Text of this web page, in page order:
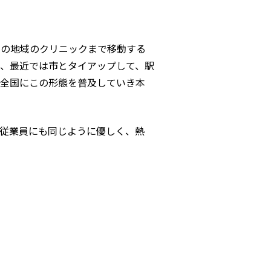
地域のクリニックまで移動する
最近では市とタイアップして、駅
国にこの形態を普及していき本
業員にも同じように優しく、熱